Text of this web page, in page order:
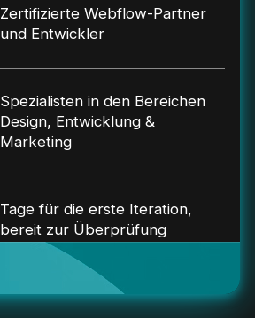
Zertifizierte Webflow-Partner
und Entwickler
Spezialisten in den Bereichen
Design, Entwicklung &
Marketing
Tage für die erste Iteration,
bereit zur Überprüfung